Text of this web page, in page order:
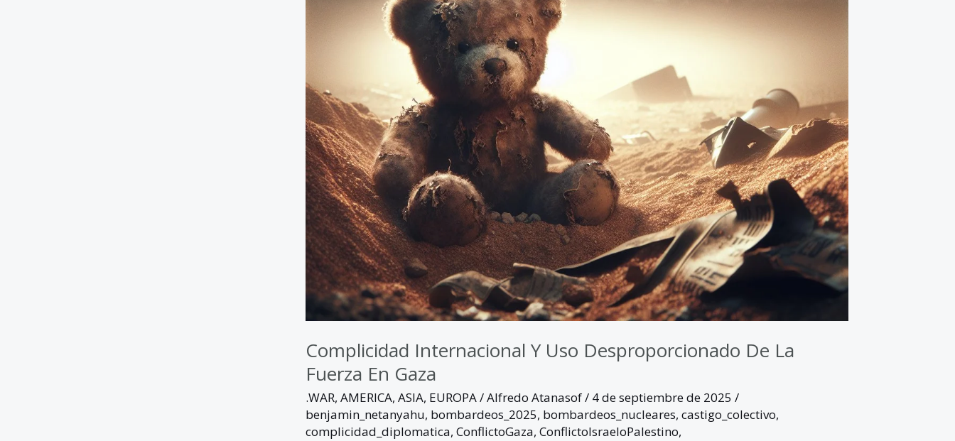
Complicidad Internacional Y Uso Desproporcionado De La
Fuerza En Gaza
.WAR, AMERICA, ASIA, EUROPA/Alfredo Atanasof/ 4 de septiembre de 2025 /
benjamin_netanyahu, bombardeos_2025, bombardeos_nucleares, castigo_colectivo,
complicidad_diplomatica, ConflictoGaza, ConflictoIsraeloPalestino,